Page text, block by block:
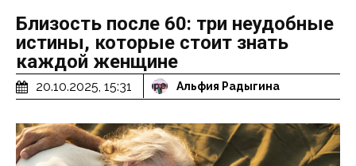
Близость после 60: три неудобные
истины, которые стоит знать
каждой женщине
20.10.2025, 15:31 Альфия Радыгина